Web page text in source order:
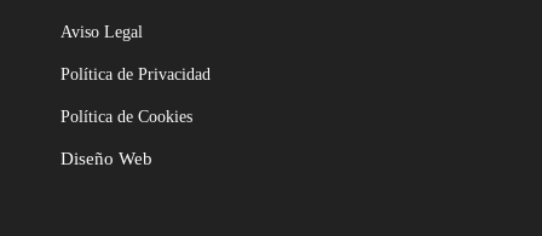
Aviso Legal
Política de Privacidad
Política de Cookies
Diseño Web